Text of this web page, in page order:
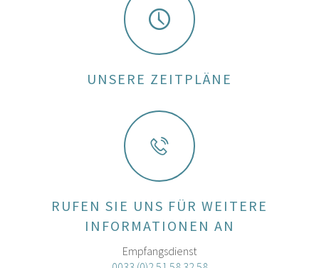
UNSERE ZEITPLÄNE
RUFEN SIE UNS FÜR WEITERE
INFORMATIONEN AN
Empfangsdienst